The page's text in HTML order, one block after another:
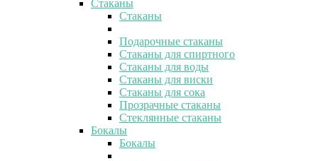
Стаканы
Стаканы
Подарочные стаканы
Стаканы для спиртного
Стаканы для воды
Стаканы для виски
Стаканы для сока
Прозрачные стаканы
Стеклянные стаканы
Бокалы
Бокалы